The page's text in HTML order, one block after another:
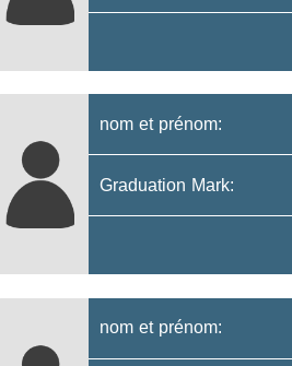
nom et prénom:
Graduation Mark:
nom et prénom: